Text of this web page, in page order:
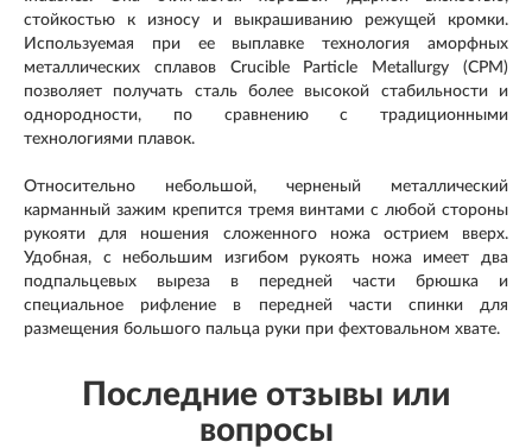
стойкостью к износу и выкрашиванию режущей кромки.
Используемая при ее выплавке технология аморфных
металлических сплавов Crucible Particle Metallurgy (CPM)
позволяет получать сталь более высокой стабильности и
однородности, по сравнению с традиционными
технологиями плавок.
Относительно небольшой, черненый металлический
карманный зажим крепится тремя винтами с любой стороны
рукояти для ношения сложенного ножа острием вверх.
Удобная, с небольшим изгибом рукоять ножа имеет два
подпальцевых выреза в передней части брюшка и
специальное рифление в передней части спинки для
размещения большого пальца руки при фехтовальном хвате.
Последние отзывы или
вопросы